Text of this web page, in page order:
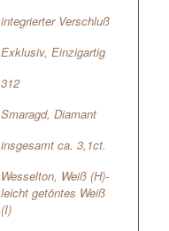
integrierter Verschluß
Exklusiv, Einzigartig
312
Smaragd, Diamant
insgesamt ca. 3,1ct.
Wesselton, Weiß (H)-
leicht getöntes Weiß
(I)